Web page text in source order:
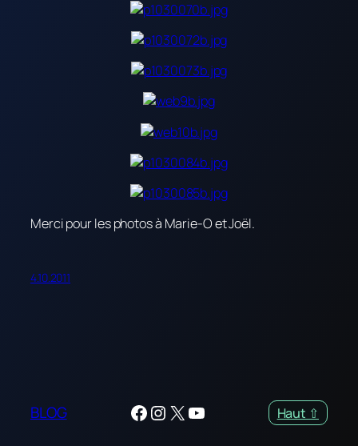
Merci pour les photos à Marie-O et Joël.
4.10.2011
BLOG Facebook
Instagram
X YouTube Haut ⇧